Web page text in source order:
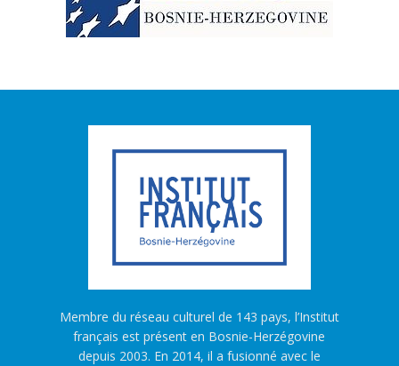
Membre du réseau culturel de 143 pays, l’Institut
français est présent en Bosnie-Herzégovine
depuis 2003. En 2014, il a fusionné avec le